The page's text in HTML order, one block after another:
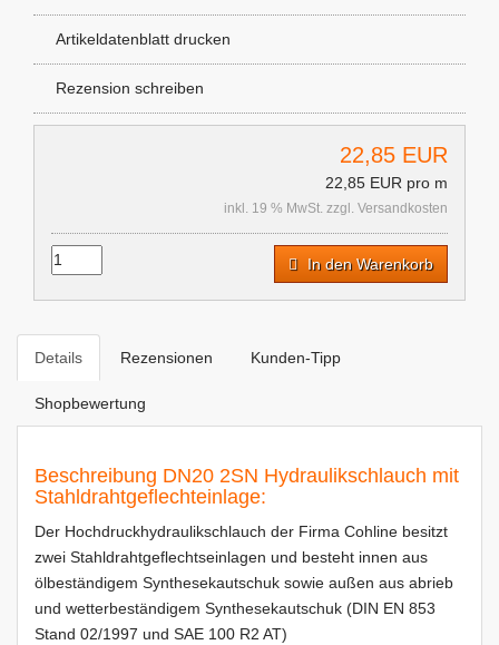
Artikeldatenblatt drucken
Rezension schreiben
22,85 EUR
22,85 EUR pro m
inkl. 19 % MwSt. zzgl. Versandkosten
In den Warenkorb
Details Rezensionen Kunden-Tipp
Shopbewertung
Beschreibung DN20 2SN Hydraulikschlauch mit
Stahldrahtgeflechteinlage:
Der Hochdruckhydraulikschlauch der Firma Cohline besitzt
zwei Stahldrahtgeflechtseinlagen und besteht innen aus
ölbeständigem Synthesekautschuk sowie außen aus abrieb
und wetterbeständigem Synthesekautschuk (DIN EN 853
Stand 02/1997 und SAE 100 R2 AT)